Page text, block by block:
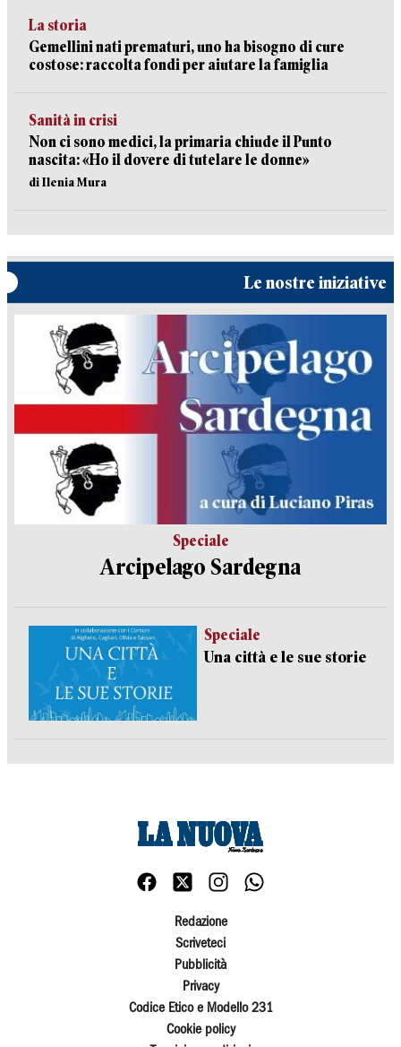
La storia
Gemellini nati prematuri, uno ha bisogno di cure
costose: raccolta fondi per aiutare la famiglia
Sanità in crisi
Non ci sono medici, la primaria chiude il Punto
nascita: «Ho il dovere di tutelare le donne»
di Ilenia Mura
Le nostre iniziative
Speciale
Arcipelago Sardegna
Speciale
Una città e le sue storie
Redazione
Scriveteci
Pubblicità
Privacy
Codice Etico e Modello 231
Cookie policy